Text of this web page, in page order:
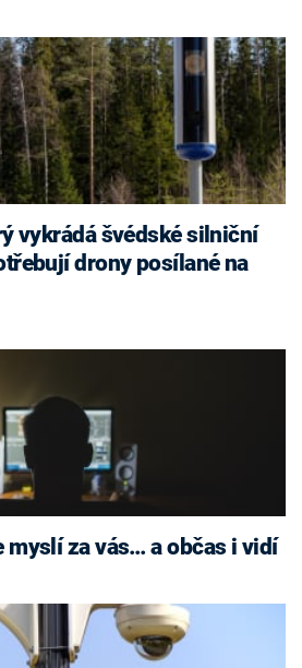
drony posílané na
myslí za vás… a občas i vidí